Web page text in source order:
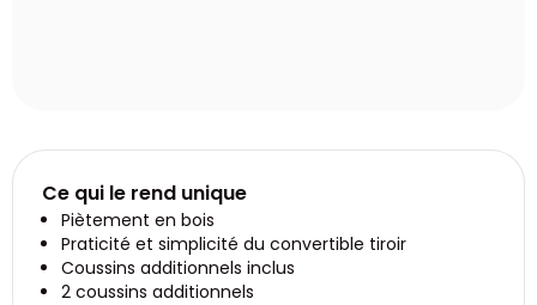
Ce qui le rend unique
Piètement en bois
Praticité et simplicité du convertible tiroir
Coussins additionnels inclus
2 coussins additionnels